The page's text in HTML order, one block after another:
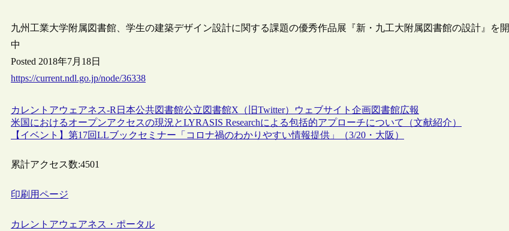
九州工業大学附属図書館、学生の建築デザイン設計に関する課題の優秀作品展『新・九工大附属図書館の設計』を
中
Posted 2018年7月18日
https://current.ndl.go.jp/node/36338
カレントアウェアネス-R 日本公共図書館公立図書館X（旧Twitter） ウェブサイト 企画図書館広報
米国におけるオープンアクセスの現況とLYRASIS Researchによる包括的アプローチについて（文献紹介）
【イベント】第17回LLブックセミナー「コロナ禍のわかりやすい情報提供」（3/20・大阪）
累計アクセス数:4501
印刷用ページ
カレントアウェアネス・ポータル